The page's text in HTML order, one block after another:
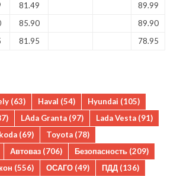
81.49
89.99
85.90
89.90
81.95 78.95
(63) Haval (54) Hyundai (105)
LAda Granta (97) Lada Vesta (91)
(69) Toyota (78)
Автоваз (706) Безопасность (209)
(556) ОСАГО (49) ПДД (136)